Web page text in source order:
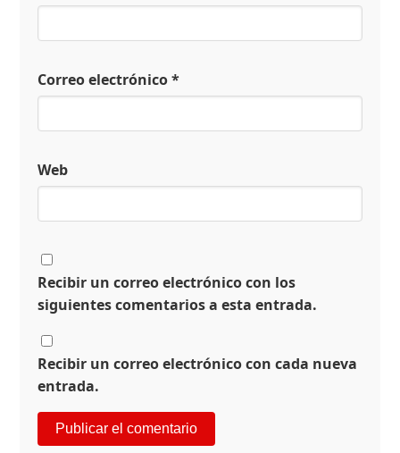
Correo electrónico*
Web
Recibir un correo electrónico con los
siguientes comentarios a esta entrada.
Recibir un correo electrónico con cada nueva
entrada.